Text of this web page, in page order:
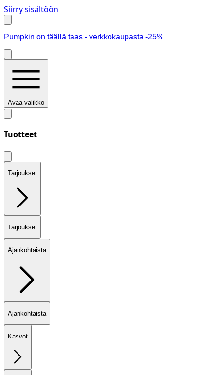
Siirry sisältöön
Pumpkin on täällä taas - verkkokaupasta -25%
Avaa valikko
Tuotteet
Tarjoukset
Tarjoukset
Ajankohtaista
Ajankohtaista
Kasvot